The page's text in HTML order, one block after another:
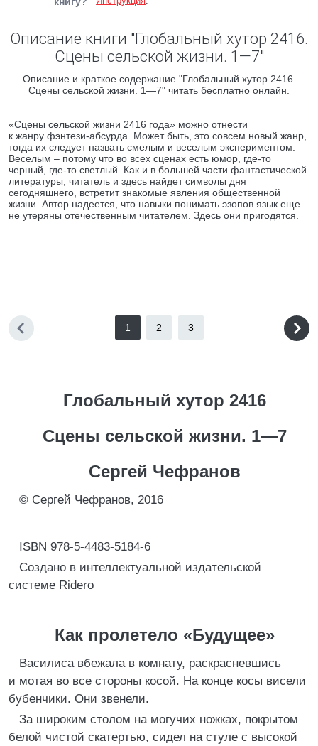
Описание книги "Глобальный хутор 2416.
Сцены сельской жизни. 1—7"
Описание и краткое содержание "Глобальный хутор 2416.
Сцены сельской жизни. 1—7" читать бесплатно онлайн.
«Сцены сельской жизни 2416 года» можно отнести
к жанру фэнтези-абсурда. Может быть, это совсем новый жанр,
тогда их следует назвать смелым и веселым экспериментом.
Веселым – потому что во всех сценах есть юмор, где-то
черный, где-то светлый. Как и в большей части фантастической
литературы, читатель и здесь найдет символы дня
сегодняшнего, встретит знакомые явления общественной
жизни. Автор надеется, что навыки понимать эзопов язык еще
не утеряны отечественным читателем. Здесь они пригодятся.
1 2 3
Глобальный хутор 2416
Сцены сельской жизни. 1—7
Сергей Чефранов
© Сергей Чефранов, 2016
ISBN 978-5-4483-5184-6
Создано в интеллектуальной издательской
системе Ridero
Как пролетело «Будущее»
Василиса вбежала в комнату, раскрасневшись
и мотая во все стороны косой. На конце косы висели
бубенчики. Они звенели.
За широким столом на могучих ножках, покрытом
белой чистой скатертью, сидел на стуле с высокой